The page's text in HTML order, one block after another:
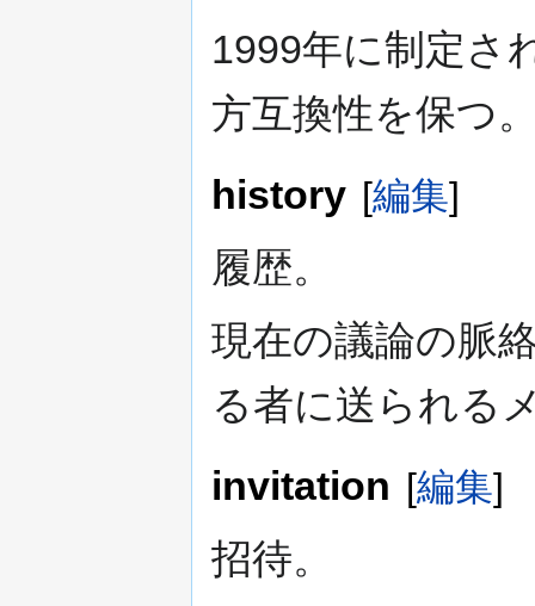
1999年に制定さ
方互換性を保つ
history [編集]
履歴。
現在の議論の脈
る者に送られる
invitation [編集]
招待。